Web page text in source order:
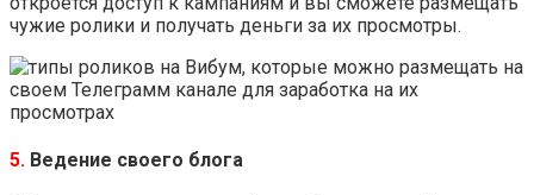
чужие ролики и получать деньги за их просмотры.
5. Ведение своего блога